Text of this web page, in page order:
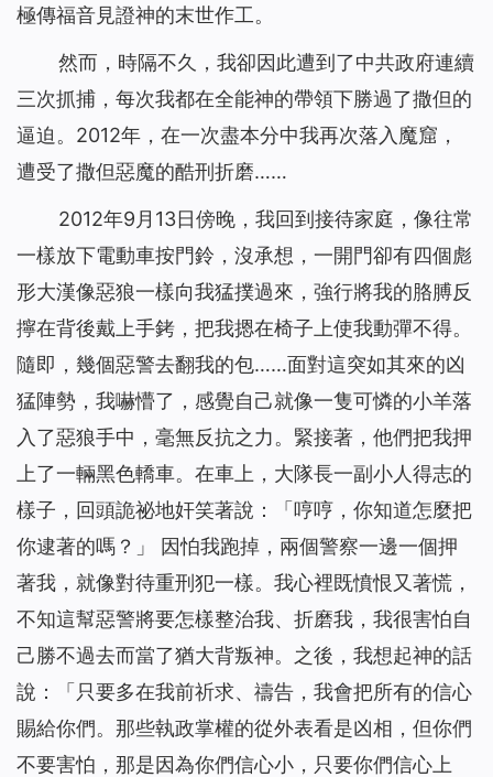
極傳福音見證神的末世作工。
然而，時隔不久，我卻因此遭到了中共政府連續
三次抓捕，每次我都在全能神的帶領下勝過了撒但的
逼迫。2012年，在一次盡本分中我再次落入魔窟，
遭受了撒但惡魔的酷刑折磨……
2012年9月13日傍晚，我回到接待家庭，像往常
一樣放下電動車按門鈴，沒承想，一開門卻有四個彪
形大漢像惡狼一樣向我猛撲過來，強行將我的胳膊反
擰在背後戴上手銬，把我摁在椅子上使我動彈不得。
隨即，幾個惡警去翻我的包……面對這突如其來的凶
猛陣勢，我嚇懵了，感覺自己就像一隻可憐的小羊落
入了惡狼手中，毫無反抗之力。緊接著，他們把我押
上了一輛黑色轎車。在車上，大隊長一副小人得志的
樣子，回頭詭祕地奸笑著說：「哼哼，你知道怎麼把
你逮著的嗎？」 因怕我跑掉，兩個警察一邊一個押
著我，就像對待重刑犯一樣。我心裡既憤恨又著慌，
不知這幫惡警將要怎樣整治我、折磨我，我很害怕自
己勝不過去而當了猶大背叛神。之後，我想起神的話
說：「 只要多在我前祈求、禱告，我會把所有的信心
賜給你們。那些執政掌權的從外表看是凶相，但你們
不要害怕，那是因為你們信心小，只要你們信心上